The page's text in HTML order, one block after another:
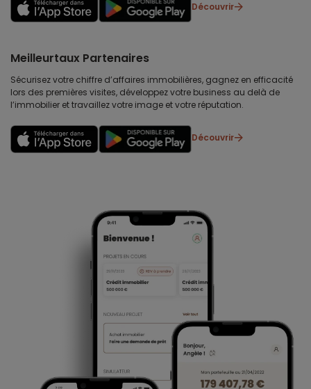
Découvrir
Meilleurtaux Partenaires
Sécurisez votre chiffre d’affaires immobilières, gagnez en efficacité
lors des premières visites, développez votre business au delà de
l’immobilier et travaillez votre image et votre réputation.
Découvrir